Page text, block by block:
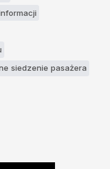
siedzenie pasażera